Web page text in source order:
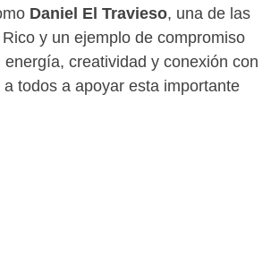
Daniel El Travieso, una de las
y un ejemplo de compromiso
creatividad y conexión con
todos a apoyar esta importante